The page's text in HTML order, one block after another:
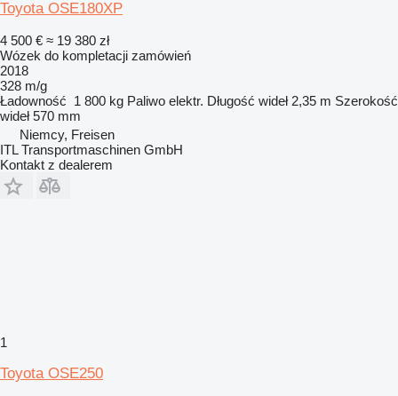
Toyota OSE180XP
4 500 € ≈ 19 380 zł
Wózek do kompletacji zamówień
2018
328 m/g
Ładowność 1 800 kg Paliwo elektr. Długość wideł 2,35 m Szerokość
wideł 570 mm
Niemcy, Freisen
ITL Transportmaschinen GmbH
Kontakt z dealerem
1
Toyota OSE250